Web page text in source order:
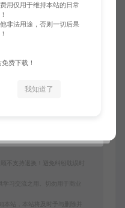
点赞 (
不支持退换！避免纠纷耽误时
习交流之用。切勿用于商业
本站，本站将及时予与删除并
用仅用于维持本站的日常
非法用途，否则一切后果
费下载！
我知道了